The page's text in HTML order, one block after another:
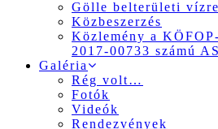
Gölle belterületi
Közbeszerzés
Közlemény a
2017-00733 számú
Galéria
Rég volt…
Fotók
Videók
Rendezvények